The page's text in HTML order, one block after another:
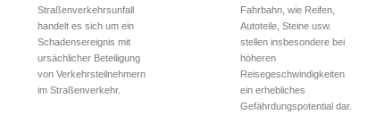
Straßenverkehrsunfall
handelt es sich um ein
Schadensereignis mit
ursächlicher Beteiligung
von Verkehrsteilnehmern
im Straßenverkehr.
Fahrbahn, wie Reifen,
Autoteile, Steine usw.
stellen insbesondere bei
höheren
Reisegeschwindigkeiten
ein erhebliches
Gefährdungspotential dar.